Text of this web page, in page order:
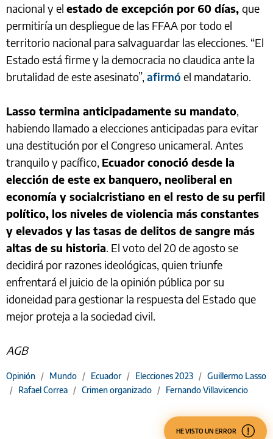
nacional y el estado de excepción por 60 días, que
permitiría un despliegue de las FFAA por todo el
territorio nacional para salvaguardar las elecciones. “El
Estado está firme y la democracia no claudica ante la
brutalidad de este asesinato”, afirmó el mandatario.
Lasso termina anticipadamente su mandato,
habiendo llamado a elecciones anticipadas para evitar
una destitución por el Congreso unicameral. Antes
tranquilo y pacífico, Ecuador conoció desde la
elección de este ex banquero, neoliberal en
economía y socialcristiano en el resto de su perfil
político, los niveles de violencia más constantes
y elevados y las tasas de delitos de sangre más
altas de su historia. El voto del 20 de agosto se
decidirá por razones ideológicas, quien triunfe
enfrentará el juicio de la opinión pública por su
idoneidad para gestionar la respuesta del Estado que
mejor proteja a la sociedad civil.
AGB
Opinión / Mundo / Ecuador / Elecciones 2023 / Guillermo Lasso
/ Rafael Correa / Crimen organizado / Fernando Villavicencio
HE VISTO UN ERROR